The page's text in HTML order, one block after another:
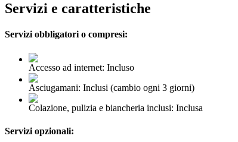
Servizi e caratteristiche
Servizi obbligatori o compresi:
Accesso ad internet: Incluso
Asciugamani: Inclusi (cambio ogni 3 giorni)
Colazione, pulizia e biancheria inclusi: Inclusa
Servizi opzionali: